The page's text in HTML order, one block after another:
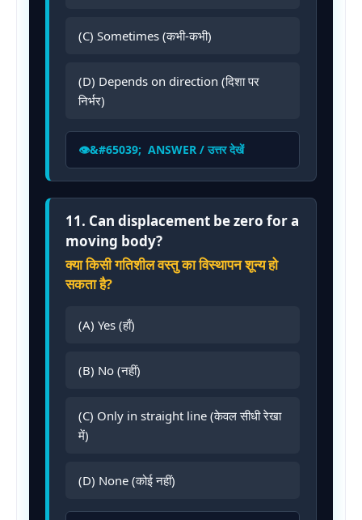
(C) Sometimes (कभी-कभी)
(D) Depends on direction (दिशा पर
निर्भर)
ANSWER / उत्तर देखें
11. Can displacement be zero for a
moving body?
क्या किसी गतिशील वस्तु का विस्थापन शून्य हो
सकता है?
(A) Yes (हाँ)
(B) No (नहीं)
(C) Only in straight line (केवल सीधी रेखा
में)
(D) None (कोई नहीं)